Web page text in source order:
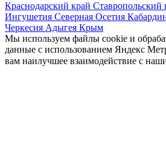
Краснодарский край Ставропольский
Ингушетия Северная Осетия
Черкесия Адыгея Крым
Мы используем файлы cookie и
данные с использованием Яндекс
вам наилучшее взаимодействие с